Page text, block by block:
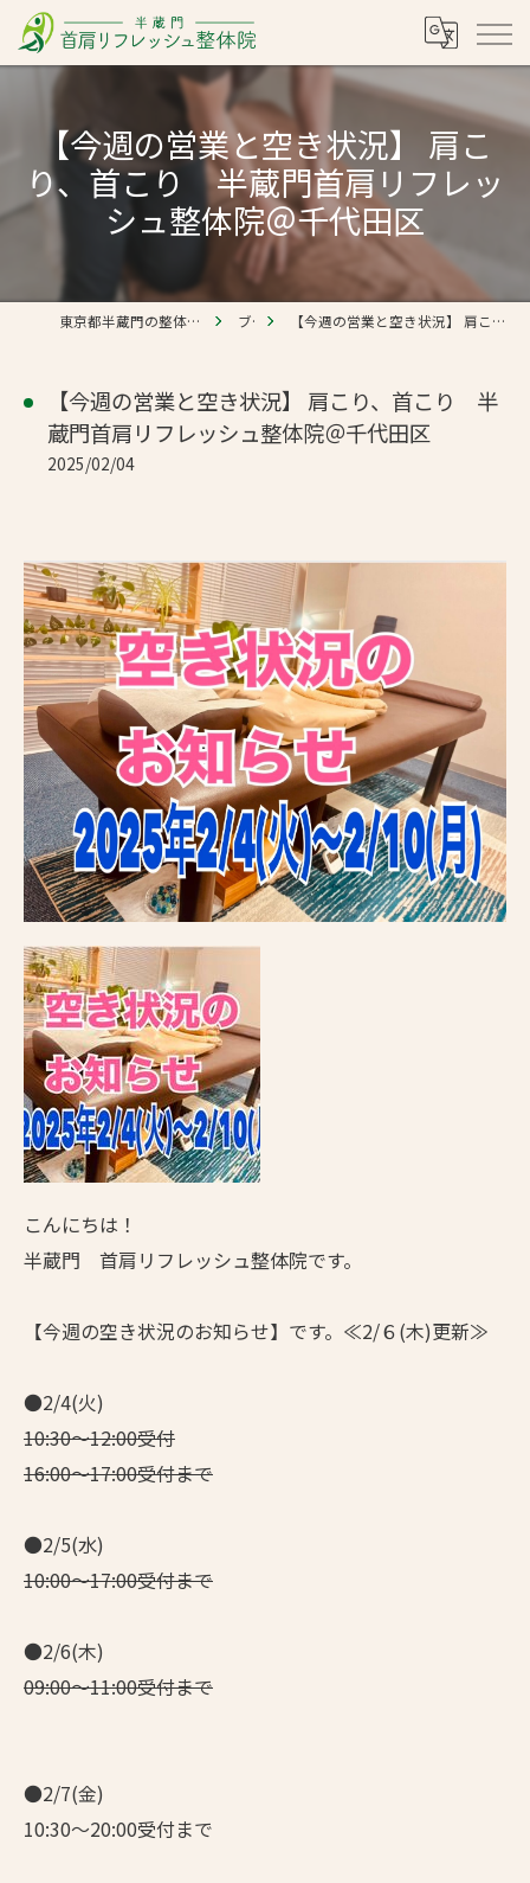
【今週の営業と空き状況】 肩こ
り、首こり 半蔵門首肩リフレッ
シュ整体院＠千代田区
東京都半蔵門の整体なら半蔵門 首肩リフレッシュ整体院 ブログ 【今週の営業と空き状況】 肩こり、首こり 半蔵門首肩リフレッシュ整体院＠千代田区
【今週の営業と空き状況】 肩こり、首こり 半
蔵門首肩リフレッシュ整体院＠千代田区
2025/02/04
こんにちは！
半蔵門 首肩リフレッシュ整体院です。
【今週の空き状況のお知らせ】です。≪2/６(木)更新≫
●2/4(火)
10:30～12:00受付
16:00～17:00受付まで
●2/5(水)
10:00～17:00受付まで
●2/6(木)
09:00～11:00受付まで
●2/7(金)
10:30～20:00受付まで